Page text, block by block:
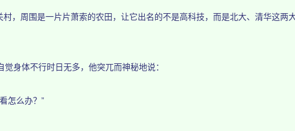
周围是一片片萧索的农田，让它出名的不是高科技，而是北大、清华这两
身体不行时日无多，他突兀而神秘地说：
怎么办？”